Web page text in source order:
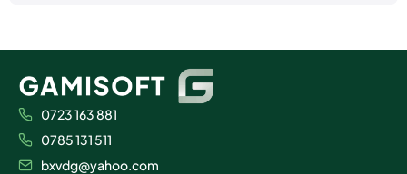
0723 163 881
0785 131 511
bxvdg@yahoo.com